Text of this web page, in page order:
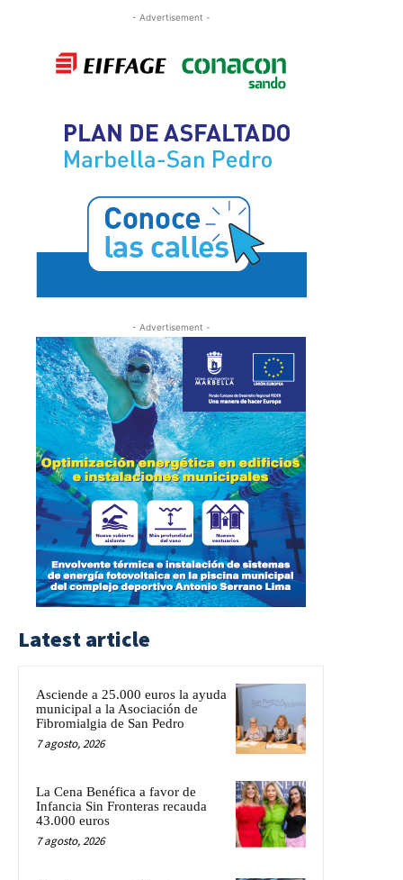
- Advertisement -
- Advertisement -
Latest article
Asciende a 25.000 euros la ayuda
municipal a la Asociación de
Fibromialgia de San Pedro
7 agosto, 2026
La Cena Benéfica a favor de
Infancia Sin Fronteras recauda
43.000 euros
7 agosto, 2026